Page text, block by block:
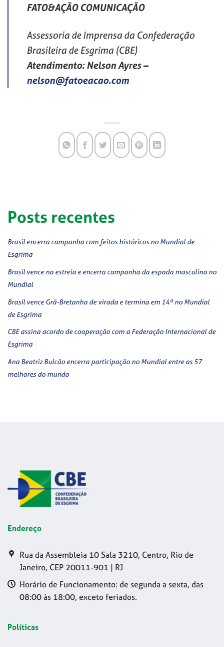
FATO&AÇÃO COMUNICAÇÃO
Assessoria de Imprensa da Confederação
Brasileira de Esgrima (CBE)
Atendimento: Nelson Ayres–
nelson@fatoeacao.com
Posts recentes
Brasil encerra campanha com feitos históricos no Mundial de
Esgrima
Brasil vence na estreia e encerra campanha da espada masculina no
Mundial
Brasil vence Grã-Bretanha de virada e termina em 14º no Mundial
de Esgrima
CBE assina acordo de cooperação com a Federação Internacional de
Esgrima
Ana Beatriz Bulcão encerra participação no Mundial entre as 57
melhores do mundo
Endereço
Rua da Assembleia 10 Sala 3210, Centro, Rio de
Janeiro, CEP 20011-901 | RJ
Horário de Funcionamento: de segunda a sexta, das
08:00 às 18:00, exceto feriados.
Políticas